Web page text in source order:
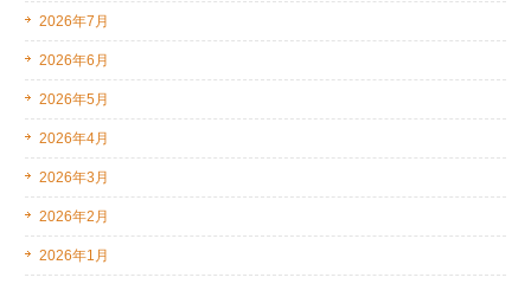
2026年7月
2026年6月
2026年5月
2026年4月
2026年3月
2026年2月
2026年1月